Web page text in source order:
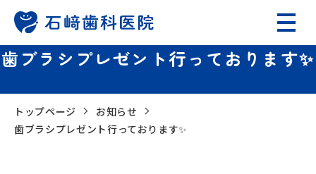
歯ブラシプレゼント行っております✨
トップページ
お知らせ
歯ブラシプレゼント行っております✨